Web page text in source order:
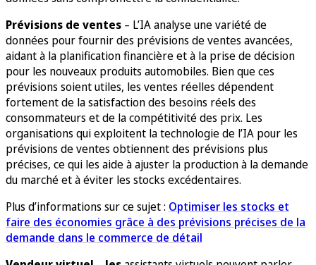
Prévisions de ventes – L’IA analyse une variété de
données pour fournir des prévisions de ventes avancées,
aidant à la planification financière et à la prise de décision
pour les nouveaux produits automobiles. Bien que ces
prévisions soient utiles, les ventes réelles dépendent
fortement de la satisfaction des besoins réels des
consommateurs et de la compétitivité des prix. Les
organisations qui exploitent la technologie de l’IA pour les
prévisions de ventes obtiennent des prévisions plus
précises, ce qui les aide à ajuster la production à la demande
du marché et à éviter les stocks excédentaires.
Plus d’informations sur ce sujet : Optimiser les stocks et
faire des économies grâce à des prévisions précises de la
demande dans le commerce de détail